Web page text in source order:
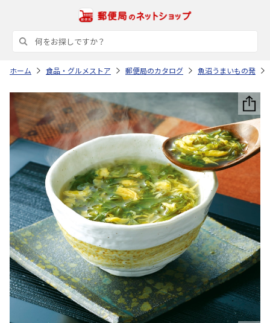
ホーム 食品・グルメストア 郵便局のカタログ 魚沼うまいもの発